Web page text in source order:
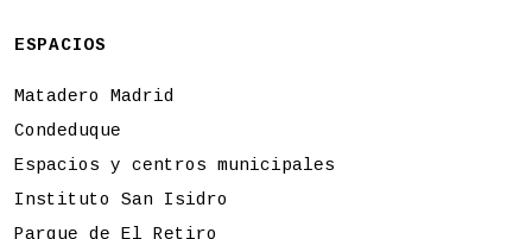
ESPACIOS
Matadero Madrid
Condeduque
Espacios y centros municipales
Instituto San Isidro
Parque de El Retiro